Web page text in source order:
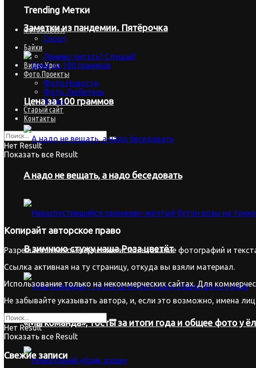
Trending Метки
Фото.Альбом
Спорт
Байки
Лениво читать? Слушай!
Видео.Урок
Фото.Проекты
Фото.Новости
Фото.Любитель
Байки
Старый сайт
Контакты
Нет Result
Показать все Result
Заметки из пандемии. Пятёрочка
Цена за 100 граммов
А надо не вещать, а надо беседовать
В зимнюю стужу наша Роза цветёт
«Мы команда», тосты за итоги года и общее фото у
Копирайт авторское право
Разрешается некоммерческое использование фотографий и
Ссылка активная на ту страницу, откуда вы взяли материал.
Использование только на некоммерческих сайтах. Для
Не забывайте указывать автора, и, если это возможно, имена
Нет Result
Показать все Result
Свежие записи